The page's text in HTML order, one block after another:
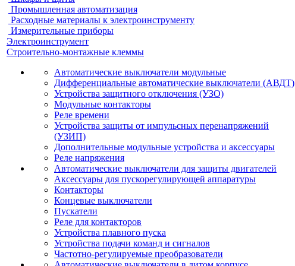
Промышленная автоматизация
Расходные материалы к электроинструменту
Измерительные приборы
Электроинструмент
Строительно-монтажные клеммы
Автоматические выключатели модульные
Дифференциальные автоматические выключатели (АВДТ)
Устройства защитного отключения (УЗО)
Модульные контакторы
Реле времени
Устройства защиты от импульсных перенапряжений
(УЗИП)
Дополнительные модульные устройства и аксессуары
Реле напряжения
Автоматические выключатели для защиты двигателей
Аксессуары для пускорегулирующей аппаратуры
Контакторы
Концевые выключатели
Пускатели
Реле для контакторов
Устройства плавного пуска
Устройства подачи команд и сигналов
Частотно-регулируемые преобразователи